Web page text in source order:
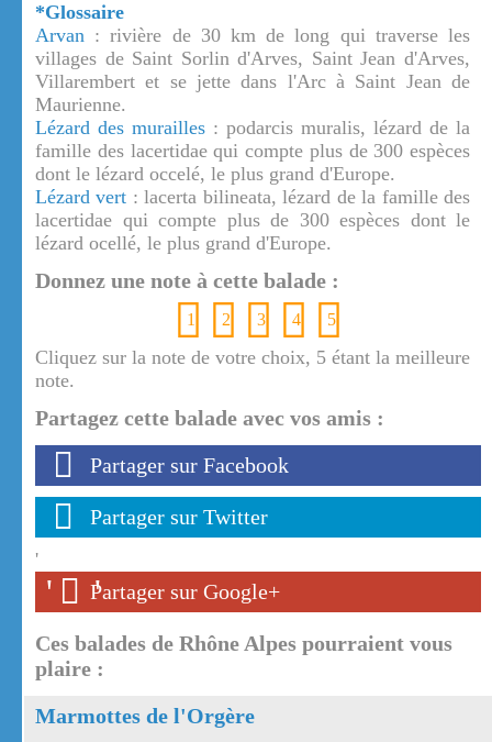
*Glossaire
Arvan : rivière de 30 km de long qui traverse les
villages de Saint Sorlin d'Arves, Saint Jean d'Arves,
Villarembert et se jette dans l'Arc à Saint Jean de
Maurienne.
Lézard des murailles : podarcis muralis, lézard de la
famille des lacertidae qui compte plus de 300 espèces
dont le lézard occelé, le plus grand d'Europe.
Lézard vert : lacerta bilineata, lézard de la famille des
lacertidae qui compte plus de 300 espèces dont le
lézard ocellé, le plus grand d'Europe.
Donnez une note à cette balade :
1 2 3 4 5
Cliquez sur la note de votre choix, 5 étant la meilleure
note.
Partagez cette balade avec vos amis :
Partager sur Facebook
Partager sur Twitter
'
' '
Partager sur Google+
Ces balades de Rhône Alpes pourraient vous
plaire :
Marmottes de l'Orgère